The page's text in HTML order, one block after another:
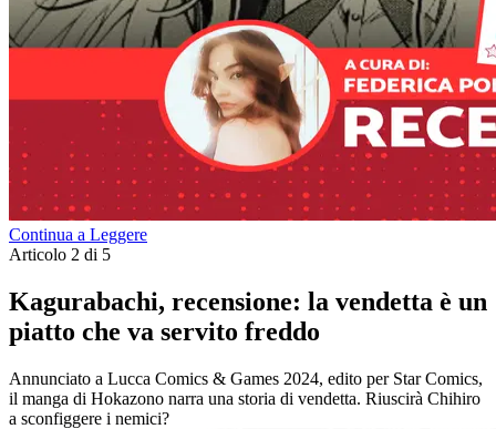
Continua a Leggere
Articolo 2 di 5
Kagurabachi, recensione: la vendetta è un
piatto che va servito freddo
Annunciato a Lucca Comics & Games 2024, edito per Star Comics,
il manga di Hokazono narra una storia di vendetta. Riuscirà Chihiro
a sconfiggere i nemici?